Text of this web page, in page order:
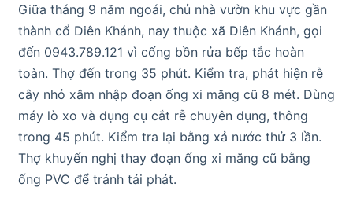
Giữa tháng 9 năm ngoái, chủ nhà vườn khu vực gần
thành cổ Diên Khánh, nay thuộc xã Diên Khánh, gọi
đến 0943.789.121 vì cống bồn rửa bếp tắc hoàn
toàn. Thợ đến trong 35 phút. Kiểm tra, phát hiện rễ
cây nhỏ xâm nhập đoạn ống xi măng cũ 8 mét. Dùng
máy lò xo và dụng cụ cắt rễ chuyên dụng, thông
trong 45 phút. Kiểm tra lại bằng xả nước thử 3 lần.
Thợ khuyến nghị thay đoạn ống xi măng cũ bằng
ống PVC để tránh tái phát.